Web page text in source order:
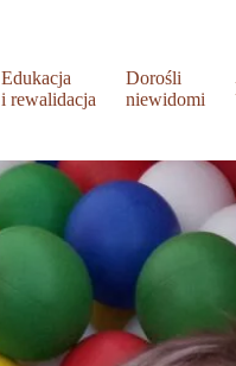
Edukacja
i rewalidacja
Dorośli
niewidomi